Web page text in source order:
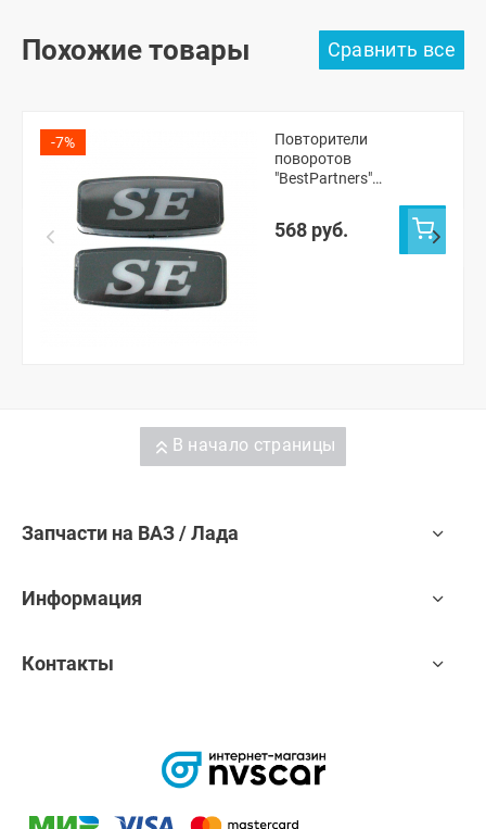
Похожие товары
-7%
Повторители
поворотов
"BestPartners"
(белые) (pg1301)
568 руб.
В начало страницы
Запчасти на ВАЗ / Лада
Информация
Контакты